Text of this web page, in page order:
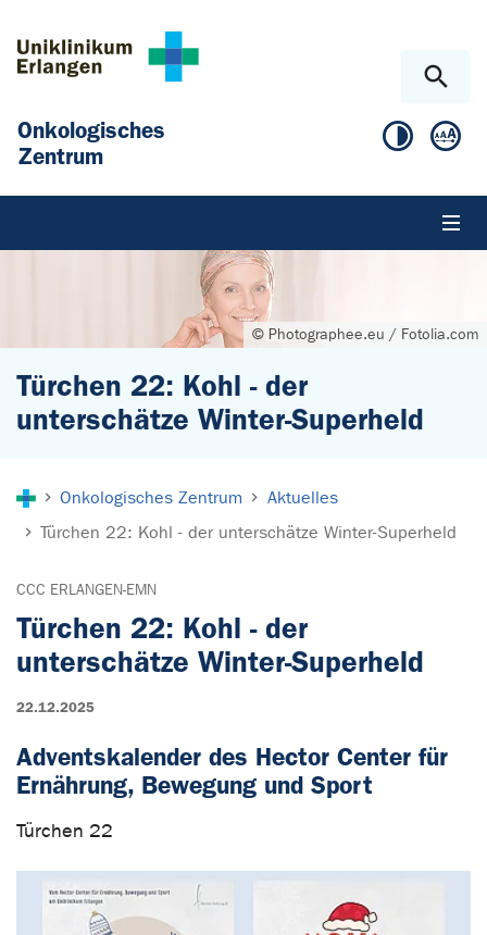
Onkologisches
Zentrum
© Photographee.eu / Fotolia.com
Türchen 22: Kohl - der
unterschätze Winter-Superheld
Onkologisches Zentrum
Aktuelles
Türchen 22: Kohl - der unterschätze Winter-Superheld
CCC ERLANGEN-EMN
Türchen 22: Kohl - der
unterschätze Winter-Superheld
22.12.2025
Adventskalender des Hector Center für
Ernährung, Bewegung und Sport
Türchen 22